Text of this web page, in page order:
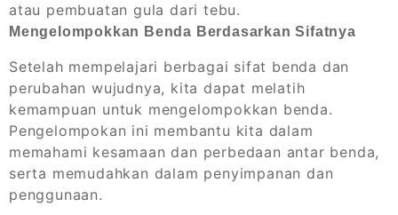
atau pembuatan gula dari tebu.
Mengelompokkan Benda Berdasarkan Sifatnya
Setelah mempelajari berbagai sifat benda dan
perubahan wujudnya, kita dapat melatih
kemampuan untuk mengelompokkan benda.
Pengelompokan ini membantu kita dalam
memahami kesamaan dan perbedaan antar benda,
serta memudahkan dalam penyimpanan dan
penggunaan.